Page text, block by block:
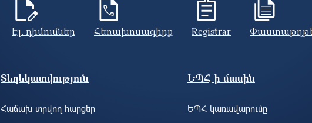
Էլ. դիմումներ Հեռախոսագիրք Registrar
Տեղեկատվություն
Հաճախ տրվող հարցեր
ԵՊՀ-ի մասին
ԵՊՀ կառավարումը